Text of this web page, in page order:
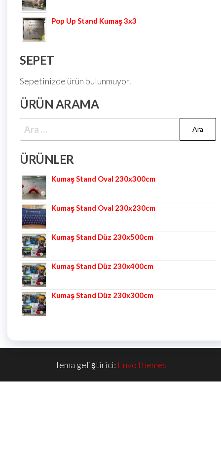
Pop Up Stand Kumaş 3x3
SEPET
Sepetinizde ürün bulunmuyor.
ÜRÜN ARAMA
ÜRÜNLER
Kumaş Stand Oval 230x300cm
Kumaş Stand Oval 230x230cm
Kumaş Stand Düz 230x500cm
Kumaş Stand Düz 230x400cm
Kumaş Stand Düz 230x300cm
Tema geliştirici: EnvoThemes